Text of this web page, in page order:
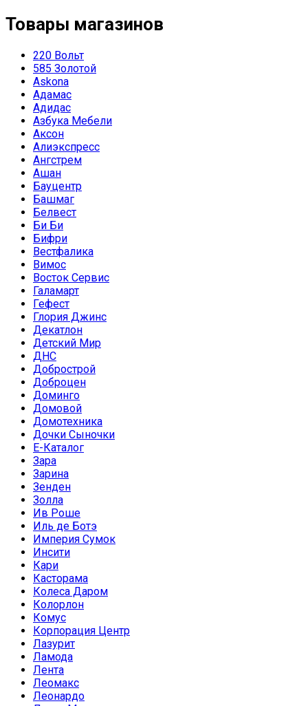
Товары магазинов
220 Вольт
585 Золотой
Askona
Адамас
Адидас
Азбука Мебели
Аксон
Алиэкспресс
Ангстрем
Ашан
Бауцентр
Башмаг
Белвест
Би Би
Бифри
Вестфалика
Вимос
Восток Сервис
Галамарт
Гефест
Глория Джинс
Декатлон
Детский Мир
ДНС
Добрострой
Доброцен
Доминго
Домовой
Домотехника
Дочки Сыночки
Е-Каталог
Зара
Зарина
Зенден
Золла
Ив Роше
Иль де Ботэ
Империя Сумок
Инсити
Кари
Касторама
Колеса Даром
Колорлон
Комус
Корпорация Центр
Лазурит
Ламода
Лента
Леомакс
Леонардо